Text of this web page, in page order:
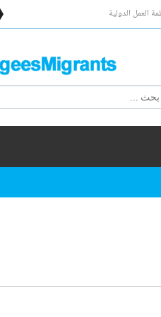
العمل الدولية